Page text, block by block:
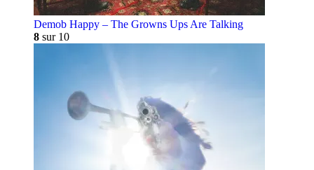
Demob Happy – The Growns Ups Are Talking
8 sur 10